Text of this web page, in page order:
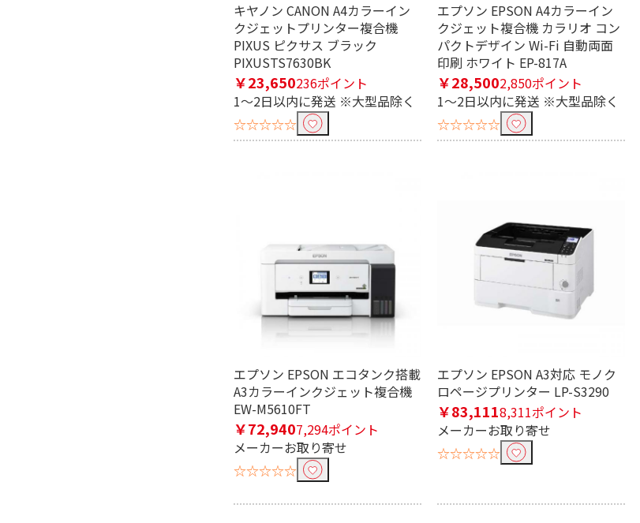
キヤノン CANON A4カラーイン
クジェットプリンター複合機
PIXUS ピクサス ブラック
PIXUSTS7630BK
￥23,650236ポイント
1～2日以内に発送 ※大型品除く
☆☆☆☆☆
エプソン EPSON A4カラーイン
クジェット複合機 カラリオ コン
パクトデザイン Wi-Fi 自動両面
印刷 ホワイト EP-817A
￥28,5002,850ポイント
1～2日以内に発送 ※大型品除く
☆☆☆☆☆
エプソン EPSON エコタンク搭載
A3カラーインクジェット複合機
EW-M5610FT
￥72,9407,294ポイント
メーカーお取り寄せ
☆☆☆☆☆
エプソン EPSON A3対応 モノク
ロページプリンター LP-S3290
￥83,1118,311ポイント
メーカーお取り寄せ
☆☆☆☆☆
条件で絞り込む
フリーワードで絞り込む
除外する にチェックを入れると、指定したワードを除外して検索します。
価格で絞り込む
円~ 円
インク色数で絞り込む
4色 5色
用紙サイズで絞り込む